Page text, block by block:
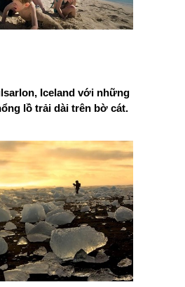
Iceland với những
lồ trải dài trên bờ cát.